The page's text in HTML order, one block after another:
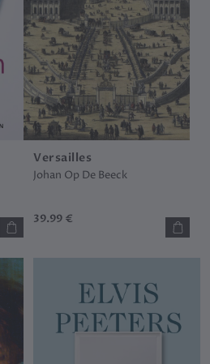
Versailles
Johan Op De Beeck
39.99 €